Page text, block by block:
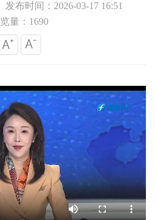
发布时间：2026-03-17 16:51
量：1690